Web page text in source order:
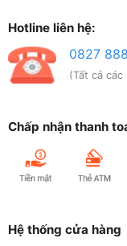
Hotline liên hệ:
0827
(Tất cả các
Chấp nhận thanh
Hệ thống cửa hàng